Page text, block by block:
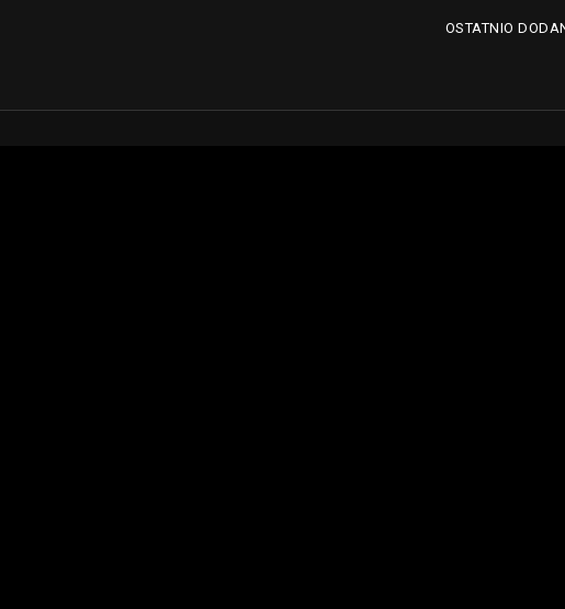
OSTATNIO